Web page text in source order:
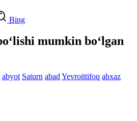
Bing
mumkin bo‘lgan
abyot Saturn abad Yevroittifoq abxaz